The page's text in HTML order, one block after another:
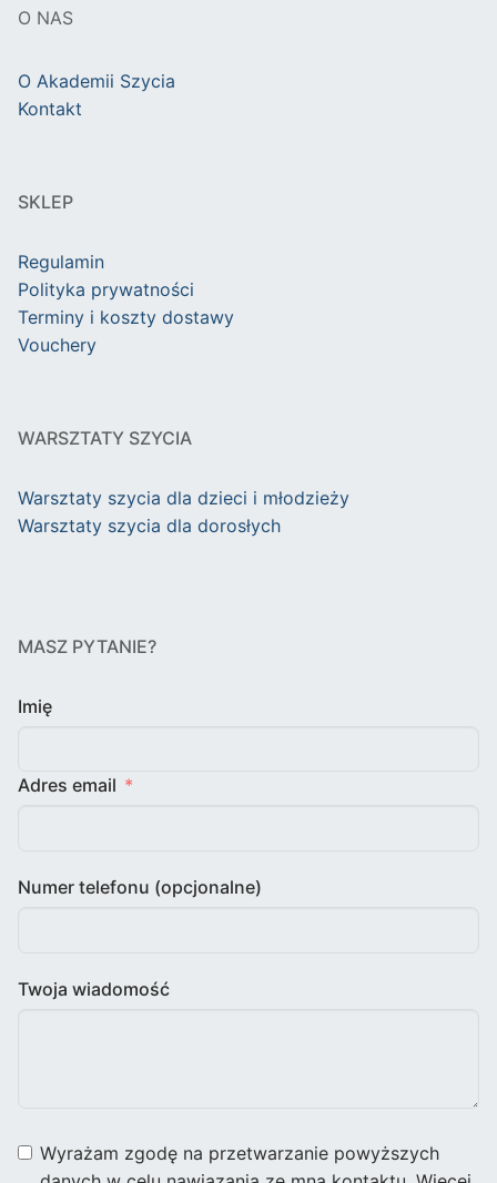
O NAS
O Akademii Szycia
Kontakt
SKLEP
Regulamin
Polityka prywatności
Terminy i koszty dostawy
Vouchery
WARSZTATY SZYCIA
Warsztaty szycia dla dzieci i młodzieży
Warsztaty szycia dla dorosłych
MASZ PYTANIE?
Imię
Adres email
Numer telefonu (opcjonalne)
Twoja wiadomość
Wyrażam zgodę na przetwarzanie powyższych